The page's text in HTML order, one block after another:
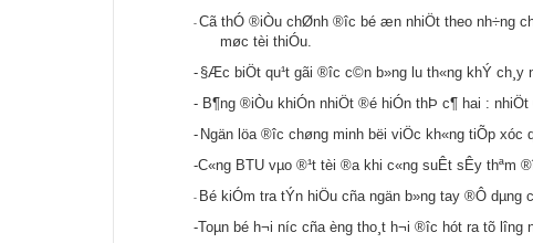
- Cã thÓ ®iÒu chØnh ®­îc bé æn nhiÖt theo nh÷ng
møc tèi thiÓu.
- §Æc biÖt qu¹t gãi ®­îc c©n b»ng l­u th«ng khÝ ch¸y
- B¶ng ®iÒu khiÓn nhiÖt ®é hiÓn thÞ c¶ hai :
- Ngän löa ®­îc chøng minh bëi viÖc kh«ng tiÕp xóc
-C«ng BTU vµo ®¹t tèi ®a khi c«ng suÊt sÊy thªm
- Bé kiÓm tra tÝn hiÖu cña ngän b»ng tay ®Ô dµng
-Toµn bé h¬i n­íc cña èng tho¸t h¬i ®­îc hót ra tõ l­îng